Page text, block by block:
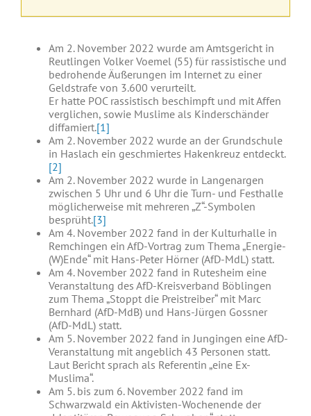
Am 2. November 2022 wurde am Amtsgericht in
Reutlingen Volker Voemel (55) für rassistische und
bedrohende Äußerungen im Internet zu einer
Geldstrafe von 3.600 verurteilt.
Er hatte POC rassistisch beschimpft und mit Affen
verglichen, sowie Muslime als Kinderschänder
diffamiert.[1]
Am 2. November 2022 wurde an der Grundschule
in Haslach ein geschmiertes Hakenkreuz entdeckt.
[2]
Am 2. November 2022 wurde in Langenargen
zwischen 5 Uhr und 6 Uhr die Turn- und Festhalle
möglicherweise mit mehreren „Z“-Symbolen
besprüht.[3]
Am 4. November 2022 fand in der Kulturhalle in
Remchingen ein AfD-Vortrag zum Thema „Energie-
(W)Ende“ mit Hans-Peter Hörner (AfD-MdL) statt.
Am 4. November 2022 fand in Rutesheim eine
Veranstaltung des AfD-Kreisverband Böblingen
zum Thema „Stoppt die Preistreiber“ mit Marc
Bernhard (AfD-MdB) und Hans-Jürgen Gossner
(AfD-MdL) statt.
Am 5. November 2022 fand in Jungingen eine AfD-
Veranstaltung mit angeblich 43 Personen statt.
Laut Bericht sprach als Referentin „eine Ex-
Muslima“.
Am 5. bis zum 6. November 2022 fand im
Schwarzwald ein Aktivisten-Wochenende der